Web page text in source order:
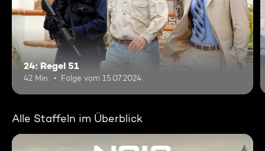
24: Regel 51
42 Min. Folge vom 15.07.2024
Alle Staffeln im Überblick